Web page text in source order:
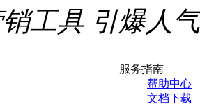
工具 引爆人气
服务指南
帮助中心
文档下载